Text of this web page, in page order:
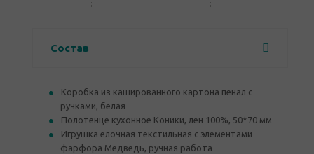
Состав
Коробка из кашированного картона пенал с
ручками, белая
Полотенце кухонное Коники, лен 100%, 50*70 мм
Игрушка елочная текстильная с элементами
фарфора Медведь, ручная работа